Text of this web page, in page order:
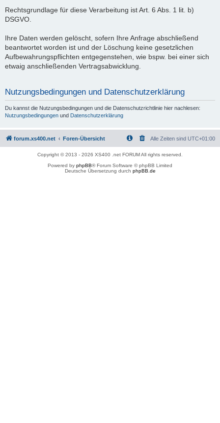
Rechtsgrundlage für diese Verarbeitung ist Art. 6 Abs. 1 lit. b)
DSGVO.
Ihre Daten werden gelöscht, sofern Ihre Anfrage abschließend
beantwortet worden ist und der Löschung keine gesetzlichen
Aufbewahrungspflichten entgegenstehen, wie bspw. bei einer sich
etwaig anschließenden Vertragsabwicklung.
Nutzungsbedingungen und Datenschutzerklärung
Du kannst die Nutzungsbedingungen und die Datenschutzrichtlinie hier nachlesen:
Nutzungsbedingungen und Datenschutzerklärung
forum.xs400.net Foren-Übersicht Alle Zeiten sind UTC+01:00
Copyright © 2013 - 2026 XS400 .net FORUM All rights reserved.
Powered by phpBB® Forum Software © phpBB Limited
Deutsche Übersetzung durch phpBB.de